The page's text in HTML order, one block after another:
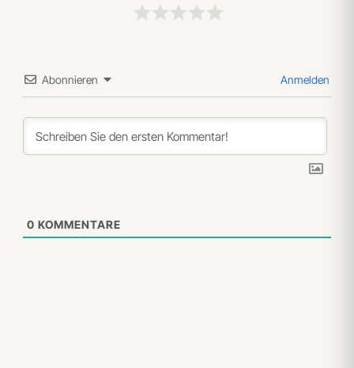
Abonnieren Anmelden
0 KOMMENTARE